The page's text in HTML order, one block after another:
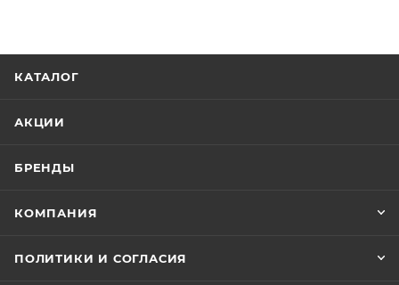
КАТАЛОГ
АКЦИИ
БРЕНДЫ
КОМПАНИЯ
ПОЛИТИКИ И СОГЛАСИЯ